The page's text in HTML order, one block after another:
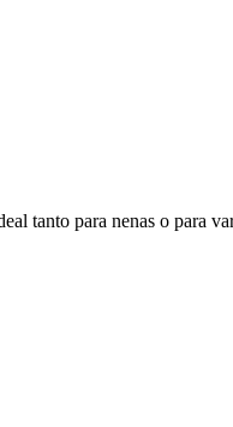
tanto para nenas o para